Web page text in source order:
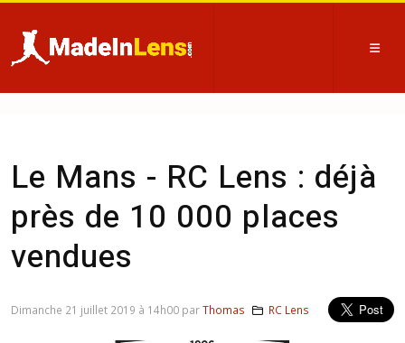
Le Mans - RC Lens : déjà
près de 10 000 places
vendues
Dimanche 21 juillet 2019 à 14h00 parThomas RC Lens